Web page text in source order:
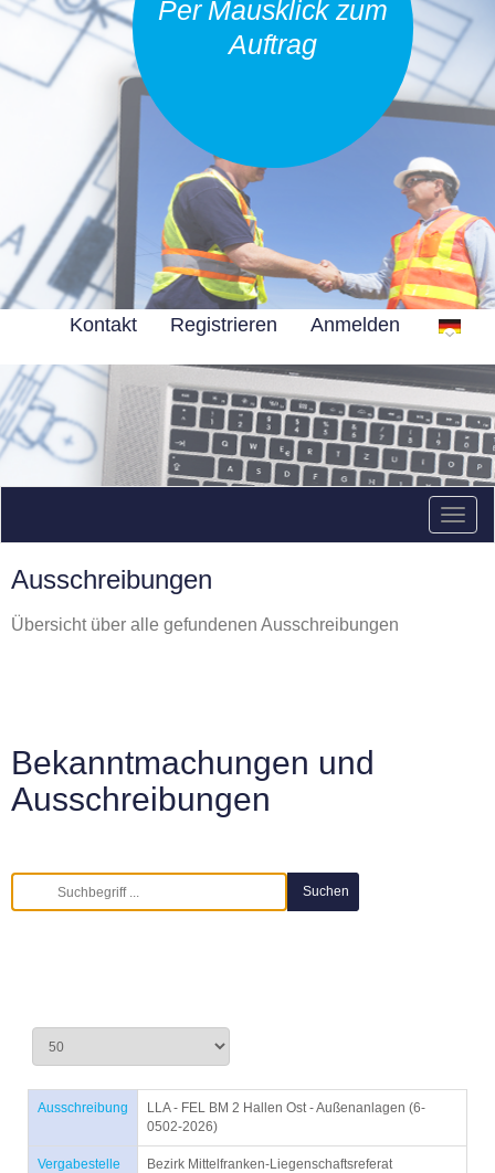
Per Mausklick zum
Auftrag
Kontakt Registrieren Anmelden
Ausschreibungen
Übersicht über alle gefundenen Ausschreibungen
Bekanntmachungen und
Ausschreibungen
Ausschreibung
LLA - FEL BM 2 Hallen Ost - Außenanlagen (6-
0502-2026)
Vergabestelle Bezirk Mittelfranken-Liegenschaftsreferat